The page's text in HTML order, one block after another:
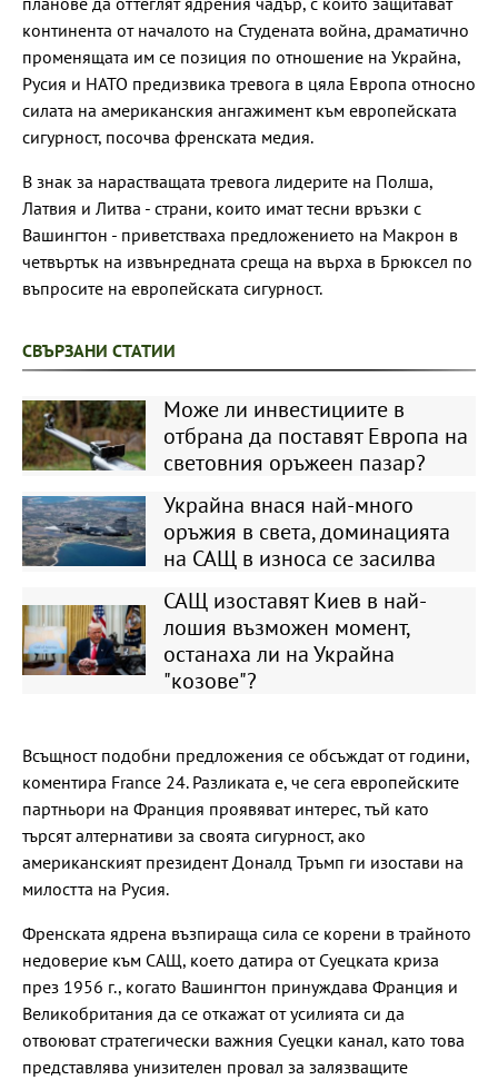
континента от началото на Студената война, драматично
променящата им се позиция по отношение на Украйна,
Русия и НАТО предизвика тревога в цяла Европа относно
силата на американския ангажимент към европейската
сигурност, посочва френската медия.
В знак за нарастващата тревога лидерите на Полша,
Латвия и Литва - страни, които имат тесни връзки с
Вашингтон - приветстваха предложението на Макрон в
четвъртък на извънредната среща на върха в Брюксел по
въпросите на европейската сигурност.
СВЪРЗАНИ СТАТИИ
Може ли инвестициите в
отбрана да поставят Европа на
световния оръжеен пазар?
Украйна внася най-много
оръжия в света, доминацията
на САЩ в износа се засилва
САЩ изоставят Киев в най-
лошия възможен момент,
останаха ли на Украйна
"козове"?
Всъщност подобни предложения се обсъждат от години,
коментира France 24. Разликата е, че сега европейските
партньори на Франция проявяват интерес, тъй като
търсят алтернативи за своята сигурност, ако
американският президент Доналд Тръмп ги изостави на
милостта на Русия.
Френската ядрена възпираща сила се корени в трайното
недоверие към САЩ, което датира от Суецката криза
през 1956 г., когато Вашингтон принуждава Франция и
Великобритания да се откажат от усилията си да
отвоюват стратегически важния Суецки канал, като това
представлява унизителен провал за залязващите